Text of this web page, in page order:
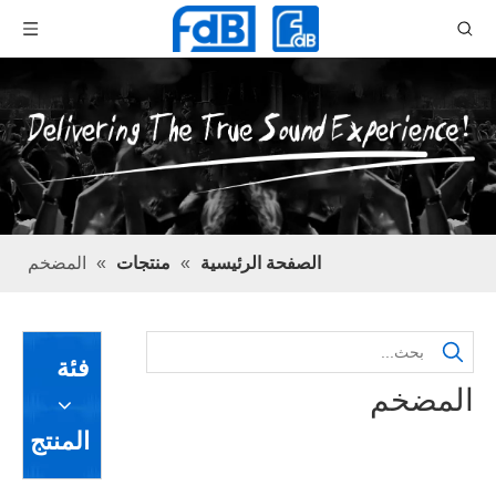
الصفحة الرئيسية » منتجات » المضخم
فئة
المنتج
المضخم